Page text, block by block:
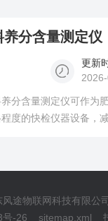
养分含量测定仪
更新
分含量测定仪可作为
度的快检仪器设备，
，操作方便快捷。
途物联网科技有限公
号-26
sitemap.xml